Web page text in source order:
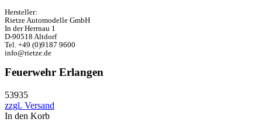
Hersteller:
Rietze Automodelle GmbH
In der Herrnau 1
D-90518 Altdorf
Tel. +49 (0)9187 9600
info@rietze.de
Feuerwehr Erlangen
53935
zzgl. Versand
In den Korb